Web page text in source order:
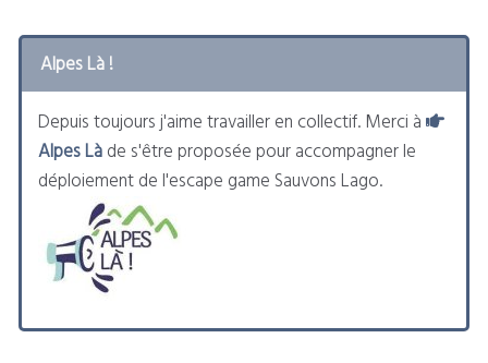
Alpes Là !
Depuis toujours j'aime travailler en collectif. Merci à
Alpes Làde s'être proposée pour accompagner le
déploiement de l'escape game Sauvons Lago.